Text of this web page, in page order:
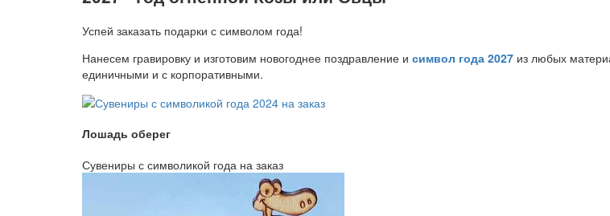
Успей заказать подарки с символом года!
Нанесем гравировку и изготовим новогоднее поздравление и символ года 2027 из любых
единичными и с корпоративными.
Лошадь оберег
Сувениры с символикой года на заказ